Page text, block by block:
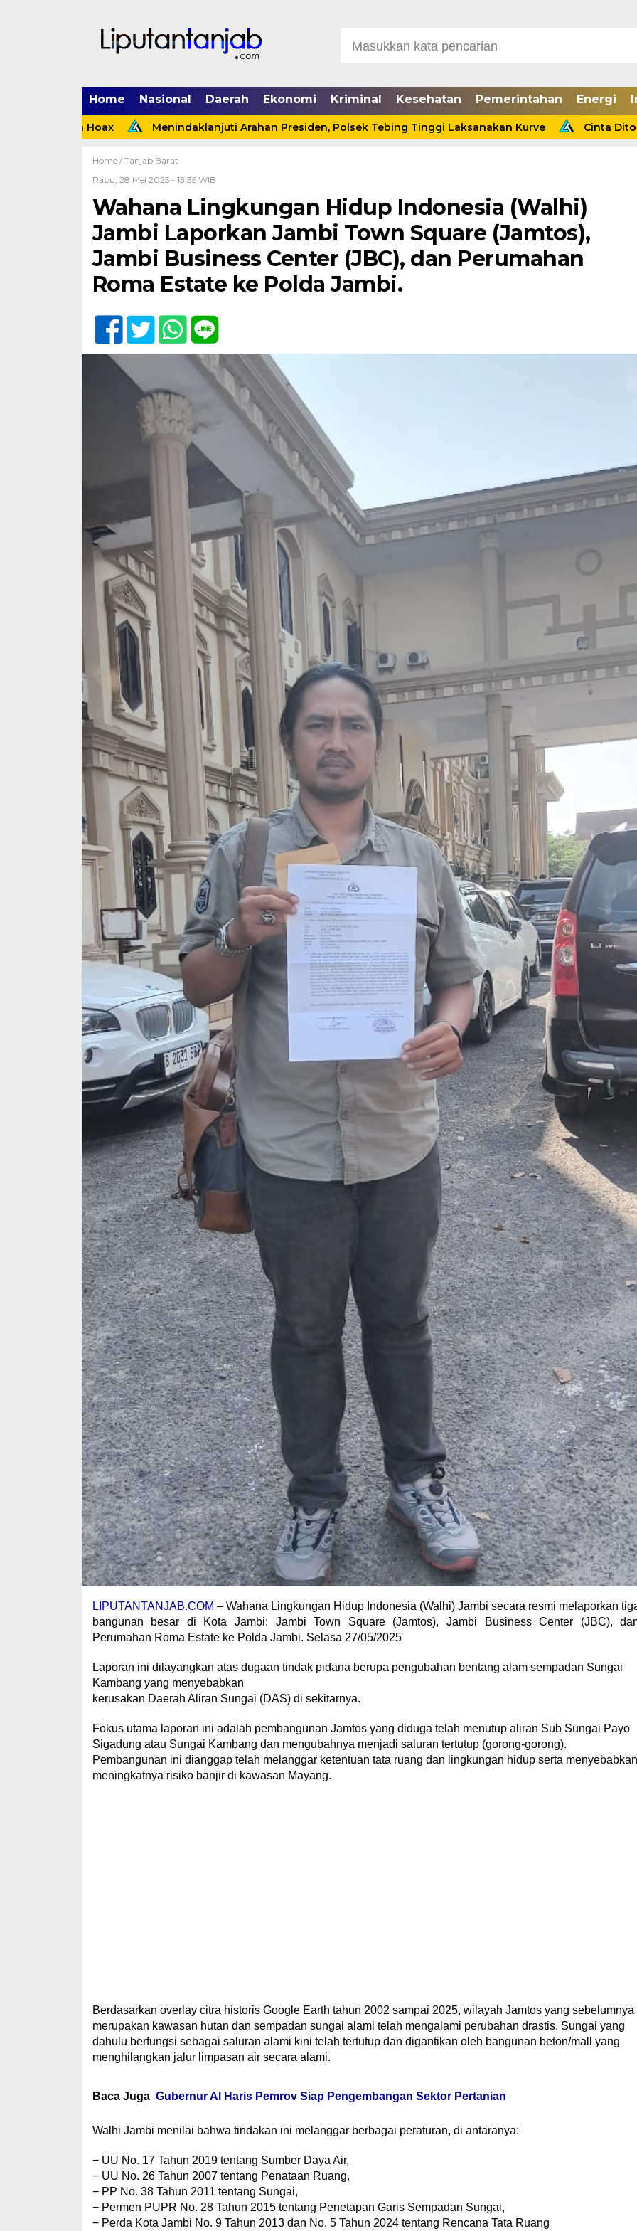
Home Nasional Daerah Ekonomi Kriminal Kesehatan Pemerintahan Energi
Menindaklanjuti Arahan Presiden, Polsek Tebing Tinggi Laksanakan Kurve Cinta Ditolak, Seorang
Home / Tanjab Barat
Rabu, 28 Mei 2025 - 13:35 WIB
Wahana Lingkungan Hidup Indonesia (Walhi)
Jambi Laporkan Jambi Town Square (Jamtos),
Jambi Business Center (JBC), dan Perumahan
Roma Estate ke Polda Jambi.
LIPUTANTANJAB.COM – Wahana Lingkungan Hidup Indonesia (Walhi) Jambi secara resmi melaporkan
bangunan besar di Kota Jambi: Jambi Town Square (Jamtos), Jambi Business Center (JBC),
Perumahan Roma Estate ke Polda Jambi. Selasa 27/05/2025
Laporan ini dilayangkan atas dugaan tindak pidana berupa pengubahan bentang alam sempadan Sungai
Kambang yang menyebabkan
kerusakan Daerah Aliran Sungai (DAS) di sekitarnya.
Fokus utama laporan ini adalah pembangunan Jamtos yang diduga telah menutup aliran Sub Sungai Payo
Sigadung atau Sungai Kambang dan mengubahnya menjadi saluran tertutup (gorong-gorong).
Pembangunan ini dianggap telah melanggar ketentuan tata ruang dan lingkungan hidup serta menyebabkan
meningkatnya risiko banjir di kawasan Mayang.
Berdasarkan overlay citra historis Google Earth tahun 2002 sampai 2025, wilayah Jamtos yang sebelumnya
merupakan kawasan hutan dan sempadan sungai alami telah mengalami perubahan drastis. Sungai yang
dahulu berfungsi sebagai saluran alami kini telah tertutup dan digantikan oleh bangunan beton/mall yang
menghilangkan jalur limpasan air secara alami.
Baca Juga Gubernur Al Haris Pemrov Siap Pengembangan Sektor Pertanian
Walhi Jambi menilai bahwa tindakan ini melanggar berbagai peraturan, di antaranya:
− UU No. 17 Tahun 2019 tentang Sumber Daya Air,
− UU No. 26 Tahun 2007 tentang Penataan Ruang,
− PP No. 38 Tahun 2011 tentang Sungai,
− Permen PUPR No. 28 Tahun 2015 tentang Penetapan Garis Sempadan Sungai,
− Perda Kota Jambi No. 9 Tahun 2013 dan No. 5 Tahun 2024 tentang Rencana Tata Ruang